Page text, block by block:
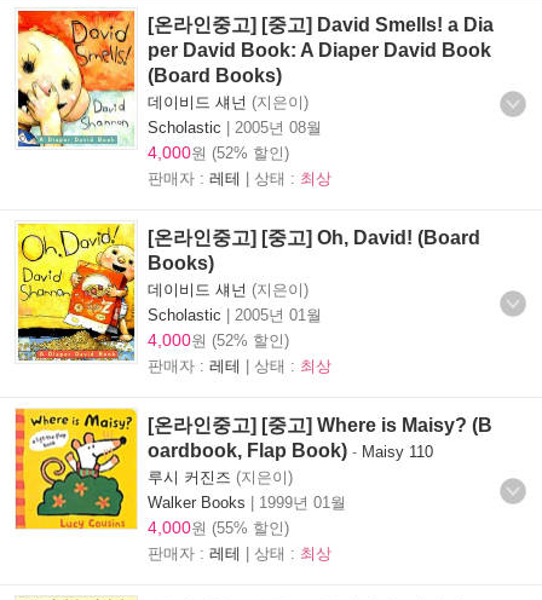
[온라인중고] [중고] David Smells! a Dia
per David Book: A Diaper David Book
(Board Books)
데이비드 섀넌 (지은이)
Scholastic | 2005년 08월
4,000원 (52% 할인)
판매자 : 레테 | 상태 : 최상
[온라인중고] [중고] Oh, David! (Board
Books)
데이비드 섀넌 (지은이)
Scholastic | 2005년 01월
4,000원 (52% 할인)
판매자 : 레테 | 상태 : 최상
[온라인중고] [중고] Where is Maisy? (B
oardbook, Flap Book) - Maisy 110
루시 커진즈 (지은이)
Walker Books | 1999년 01월
4,000원 (55% 할인)
판매자 : 레테 | 상태 : 최상